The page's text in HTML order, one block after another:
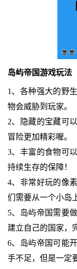
岛屿帝国游戏玩法
1、各种强大的野
物会威胁到玩家。
2、隐藏的宝藏可
冒险更加精彩喔。
3、丰富的食物可
持续生存的保障！
4、非常好玩的像
们需要从一个小岛
5、岛屿帝国需要
建立自己的国家，
6、岛屿帝国可能
手不足，但是一定